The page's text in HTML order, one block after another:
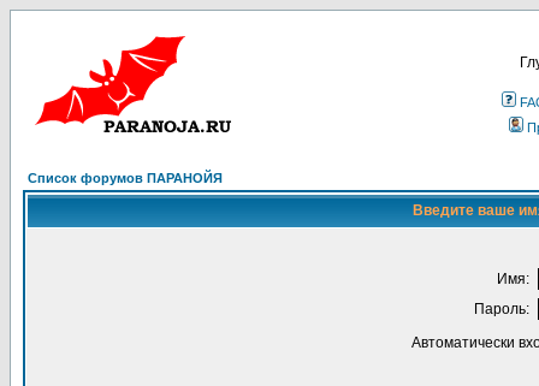
Список форумов ПАРАНОЙЯ
Введите ваше
Имя:
Пароль:
Автоматически